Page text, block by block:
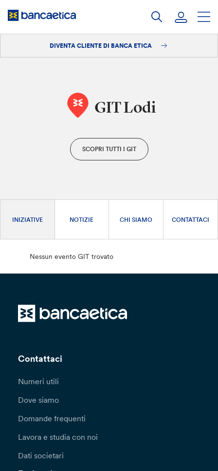
DIVENTA CLIENTE DI BANCA ETICA
GIT Lodi
SCOPRI TUTTI I GIT
INIZIATIVE NOTIZIE CHI SIAMO CONTATTACI
Nessun evento GIT trovato
Contattaci
Numeri utili
Dove siamo
Domande frequenti
Lavora e studia con noi
Dati societari